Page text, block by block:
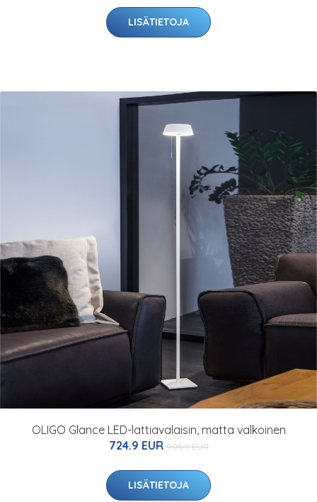
LISÄTIETOJA
OLIGO Glance LED-lattiavalaisin, matta valkoinen
724.9 EUR 906.9 EUR
LISÄTIETOJA